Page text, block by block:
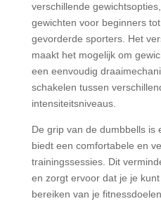
verschillende
gewichten voor beginners
gevorderde sporters. Het
maakt het mogelijk om
een eenvoudig
schakelen tussen
intensiteitsniveaus.
De grip van de dumbbells is
biedt een comfortabele en
trainingssessies. Dit
en zorgt ervoor dat je je
bereiken van je